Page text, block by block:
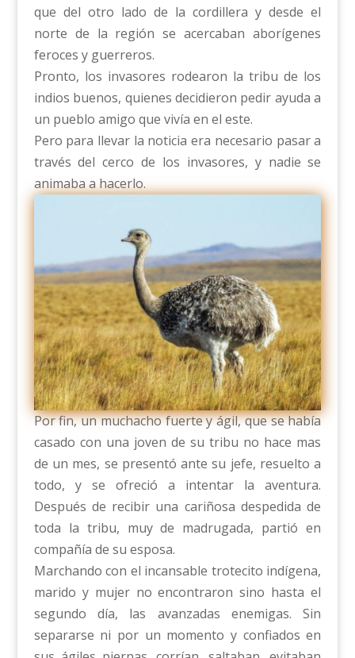
que del otro lado de la cordillera y desde el
norte de la región se acercaban aborígenes
feroces y guerreros.
Pronto, los invasores rodearon la tribu de los
indios buenos, quienes decidieron pedir ayuda a
un pueblo amigo que vivía en el este.
Pero para llevar la noticia era necesario pasar a
través del cerco de los invasores, y nadie se
animaba a hacerlo.
Por fin, un muchacho fuerte y ágil, que se había
casado con una joven de su tribu no hace mas
de un mes, se presentó ante su jefe, resuelto a
todo, y se ofreció a intentar la aventura.
Después de recibir una cariñosa despedida de
toda la tribu, muy de madrugada, partió en
compañía de su esposa.
Marchando con el incansable trotecito indígena,
marido y mujer no encontraron sino hasta el
segundo día, las avanzadas enemigas. Sin
separarse ni por un momento y confiados en